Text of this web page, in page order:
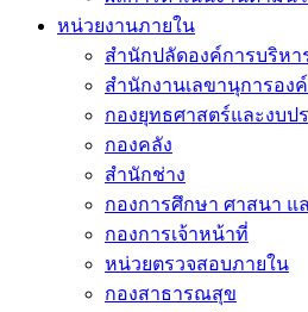
หน่วยงานภายใน
สำนักปลัดองค์การบริหา
สำนักงานเลขานุการอง
กองยุทธศาสตร์และงบป
กองคลัง
สำนักช่าง
กองการศึกษา ศาสนา แ
กองการเจ้าหน้าที่
หน่วยตรวจสอบภายใน
กองสาธารณสุข